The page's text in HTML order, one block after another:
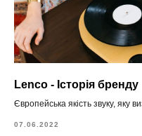
Lenco - Історія бренду
Європейська якість звуку, яку
07.06.2022